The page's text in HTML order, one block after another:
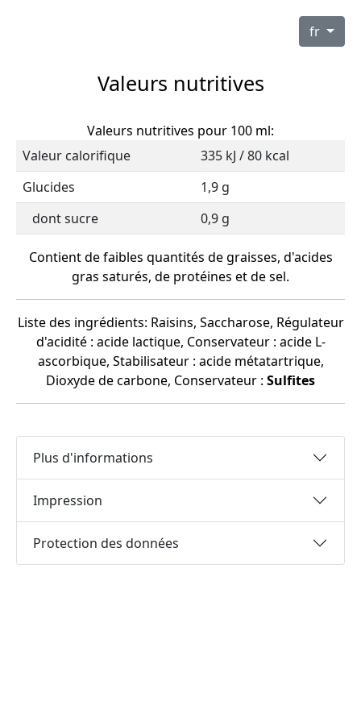
fr
Valeurs nutritives
Valeurs nutritives pour 100 ml:
Valeur calorifique
335 kJ / 80 kcal
Glucides
1,9 g
dont sucre
0,9 g
Contient de faibles quantités de graisses, d'acides
gras saturés, de protéines et de sel.
Liste des ingrédients: Raisins, Saccharose, Régulateur
d'acidité : acide lactique, Conservateur : acide L-
ascorbique, Stabilisateur : acide métatartrique,
Dioxyde de carbone, Conservateur : Sulfites
Plus d'informations
Impression
Protection des données